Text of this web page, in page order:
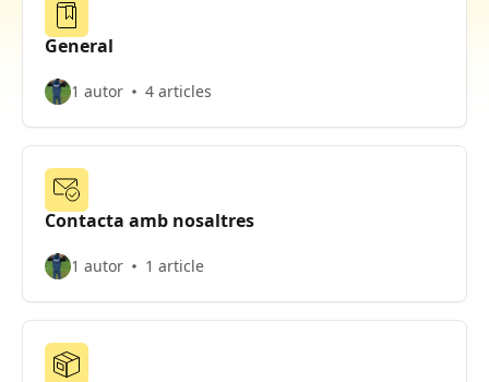
General
1 autor 4 articles
Contacta amb nosaltres
1 autor 1 article